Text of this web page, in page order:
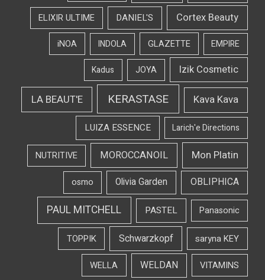
Cortex Beauty
DANIEL'S
ELIXIR ULTIME
EMPIRE
GLAZETTE
INDOLA
iNOA
Izik Cosmetic
JOYA
Kadus
Kava Kava
KERASTASE
LA BEAUT'E
Larich'e Directions
LUIZA ESSENCE
Mon Platin
MOROCCANOIL
NUTRITIVE
OBLIPHICA
Olivia Garden
osmo
Panasonic
PASTEL
PAUL MITCHELL
saryna KEY
Schwarzkopf
TOPPIK
VITAMINS
WELDAN
WELLA